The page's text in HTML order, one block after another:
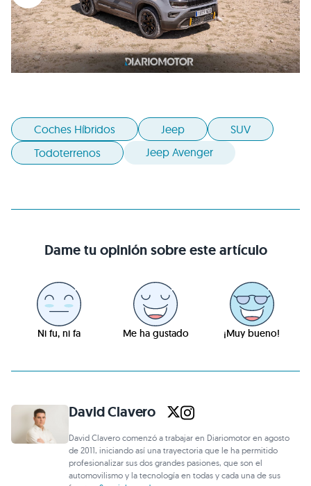
Coches Híbridos Jeep
SUV
Todoterrenos
Jeep Avenger
Dame tu opinión sobre este artículo
Ni fu, ni fa Me ha gustado ¡Muy bueno!
David Clavero
David Clavero comenzó a trabajar en Diariomotor en agosto
de 2011, iniciando así una trayectoria que le ha permitido
profesionalizar sus dos grandes pasiones, que son el
automovilismo y la tecnología en todas y cada una de sus